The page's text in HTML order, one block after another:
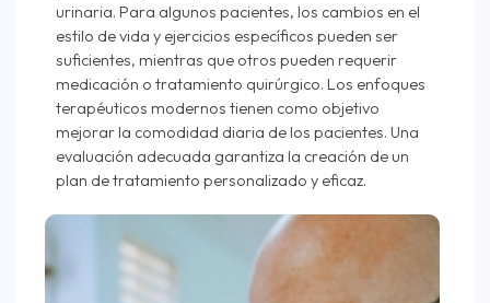
urinaria. Para algunos pacientes, los cambios en el
estilo de vida y ejercicios específicos pueden ser
suficientes, mientras que otros pueden requerir
medicación o tratamiento quirúrgico. Los enfoques
terapéuticos modernos tienen como objetivo
mejorar la comodidad diaria de los pacientes. Una
evaluación adecuada garantiza la creación de un
plan de tratamiento personalizado y eficaz.